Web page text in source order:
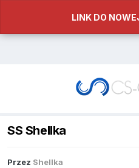
LINK DO
SS Shellka
Przez Shellka